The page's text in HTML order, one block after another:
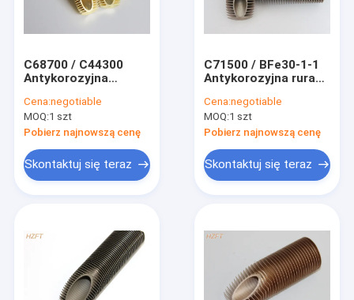
C68700 / C44300
Antykorozyjna
stopu miedzi do
wymiennika ciepła
łodzi
Cena:negotiable
MOQ:1 szt
Pobierz najnowszą cenę
Skontaktuj się teraz
C71500 / BFe30-1-1
Antykorozyjna rura
żebrowa do
wymiennika ciepła
wody morskiej
Cena:negotiable
MOQ:1 szt
Pobierz najnowszą cenę
Skontaktuj się teraz